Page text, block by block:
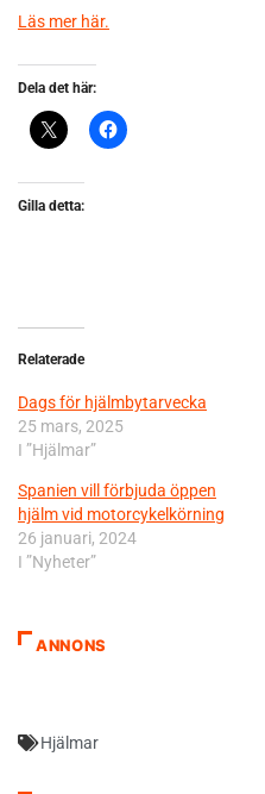
Läs mer här.
Dela det här:
Gilla detta:
Relaterade
Dags för hjälmbytarvecka
25 mars, 2025
I ”Hjälmar”
Spanien vill förbjuda öppen
hjälm vid motorcykelkörning
26 januari, 2024
I ”Nyheter”
ANNONS
Hjälmar